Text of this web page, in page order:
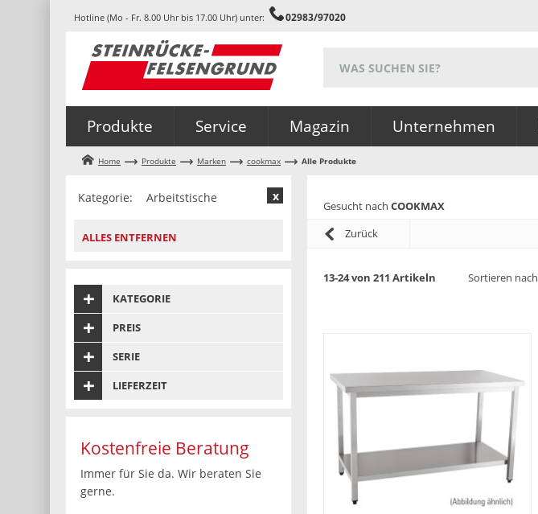
Hotline (Mo - Fr. 8.00 Uhr bis 17.00 Uhr) unter: 02983/97020
Produkte Service Magazin Unternehmen
Home Produkte Marken cookmax Alle Produkte
Kategorie: Arbeitstische
ALLES ENTFERNEN
KATEGORIE
PREIS
SERIE
LIEFERZEIT
Gesucht nach COOKMAX
Zurück
13-24 von 211 Artikeln Sortieren nach
Kostenfreie Beratung
Immer für Sie da. Wir beraten Sie
gerne.